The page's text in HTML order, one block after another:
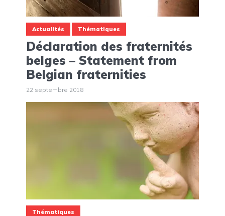
Actualités Thématiques
Déclaration des fraternités
belges – Statement from
Belgian fraternities
22 septembre 2018
Thématiques